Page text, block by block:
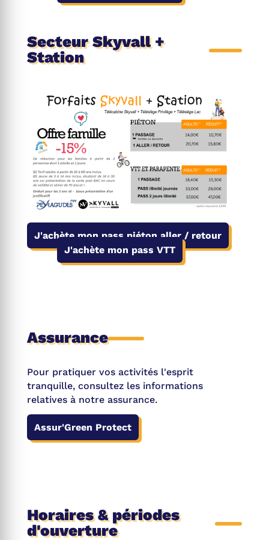
Secteur Skyvall +
Station
J'achète mon pass piéton aller / retour
J'achète mon pass VTT
Assurance
Pour pratiquer vos activités l'esprit
tranquille, consultez les informations
relatives à notre assurance.
Assur'Green Protect
Horaires & périodes
d'ouverture